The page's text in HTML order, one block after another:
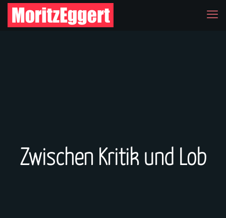
Zwischen Kritik und Lob